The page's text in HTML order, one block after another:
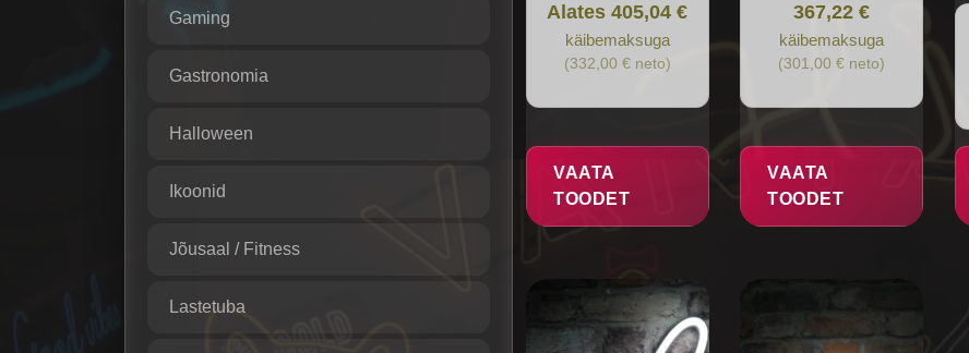
Gaming
Gastronomia
Halloween
Ikoonid
Jõusaal / Fitness
Lastetuba
Alates 405,04 €
käibemaksuga
(332,00 € neto)
VAATA
TOODET
367,22 €
käibemaksuga
(301,00 € neto)
VAATA
TOODET